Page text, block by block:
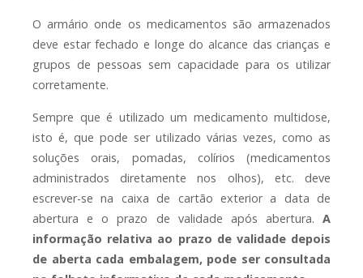
O armário onde os medicamentos são armazenados
deve estar fechado e longe do alcance das crianças e
grupos de pessoas sem capacidade para os utilizar
corretamente.
Sempre que é utilizado um medicamento multidose,
isto é, que pode ser utilizado várias vezes, como as
soluções orais, pomadas, colírios (medicamentos
administrados diretamente nos olhos), etc. deve
escrever-se na caixa de cartão exterior a data de
abertura e o prazo de validade após abertura. A
informação relativa ao prazo de validade depois
de aberta cada embalagem, pode ser consultada